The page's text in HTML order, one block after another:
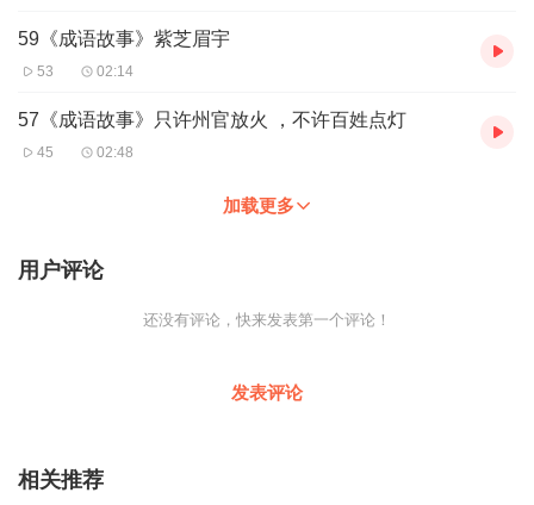
59《成语故事》紫芝眉宇
53 02:14
57《成语故事》只许州官放火 ，不许百姓点灯
45 02:48
加载更多
用户评论
还没有评论，快来发表第一个评论！
发表评论
相关推荐